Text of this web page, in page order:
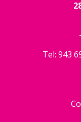
Tel: 943